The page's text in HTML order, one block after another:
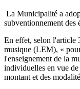
La Municipalité a
subventionnement des
En effet, selon l'article
musique (LEM), «
l'enseignement de la
individuelles en vue
montant et des